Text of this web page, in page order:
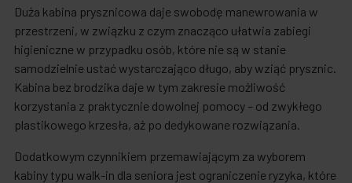
Duża kabina prysznicowa daje swobodę manewrowania w
przestrzeni, w związku z czym znacząco ułatwia zabiegi
higieniczne w przypadku osób, które nie są w stanie
samodzielnie ustać wystarczająco długo, aby wziąć prysznic.
Kabina bez brodzika daje w tym zakresie możliwość
korzystania z praktycznie dowolnej pomocy – od zwykłego
plastikowego krzesła, aż po dedykowane rozwiązania.
Dodatkowym czynnikiem przemawiającym za wyborem
kabiny typu walk-in dla seniora jest ograniczenie ryzyka, które